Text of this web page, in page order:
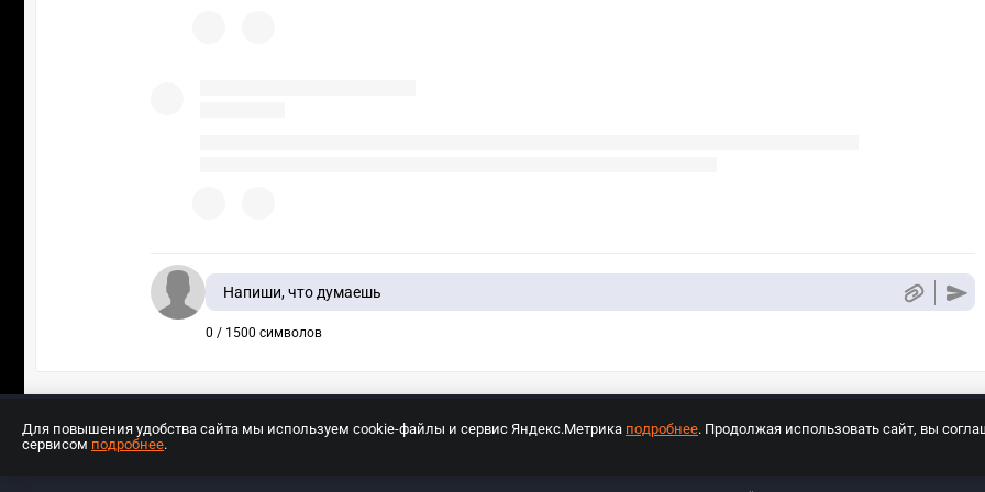
Напиши, что думаешь
0 / 1500 символов
Для повышения удобства сайта мы используем cookie-файлы и сервис Яндекс.Метрика подробнее. Продолжая использовать сайт, вы
сервисом подробнее.